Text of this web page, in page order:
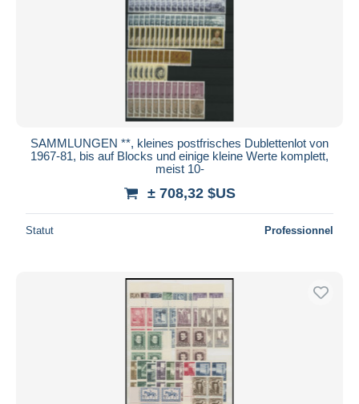
SAMMLUNGEN **, kleines postfrisches Dublettenlot von
1967-81, bis auf Blocks und einige kleine Werte komplett,
meist 10-
± 708,32 $US
Statut Professionnel